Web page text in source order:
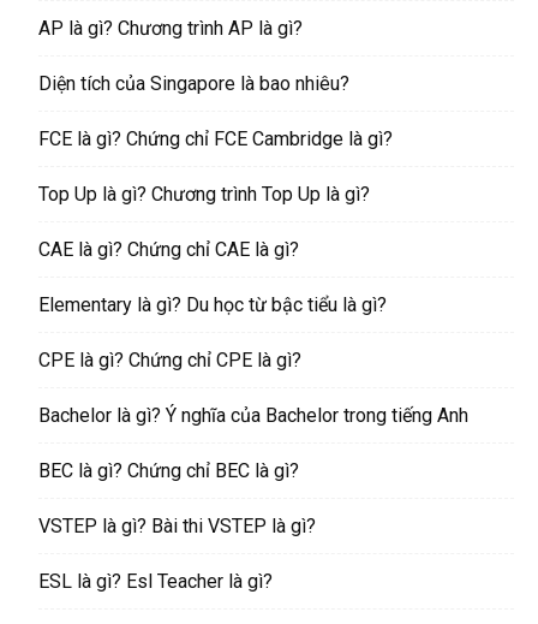
AP là gì? Chương trình AP là gì?
Diện tích của Singapore là bao nhiêu?
FCE là gì? Chứng chỉ FCE Cambridge là gì?
Top Up là gì? Chương trình Top Up là gì?
CAE là gì? Chứng chỉ CAE là gì?
Elementary là gì? Du học từ bậc tiểu là gì?
CPE là gì? Chứng chỉ CPE là gì?
Bachelor là gì? Ý nghĩa của Bachelor trong tiếng Anh
BEC là gì? Chứng chỉ BEC là gì?
VSTEP là gì? Bài thi VSTEP là gì?
ESL là gì? Esl Teacher là gì?